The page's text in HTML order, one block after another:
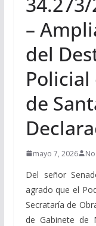
–
del
de
mayo 7, 2026
Del señor
agrado que el
Secrataría de
de Gabinete